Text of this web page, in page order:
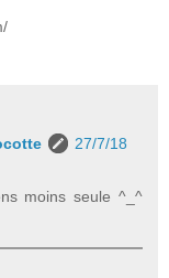
27/7/18
moins seule ^_^